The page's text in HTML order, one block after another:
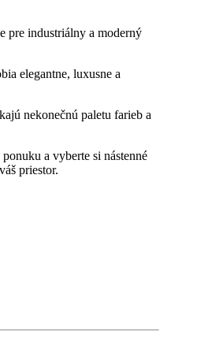
pre industriálny a moderný
elegantne, luxusne a
nekonečnú paletu farieb a
a vyberte si nástenné
priestor.